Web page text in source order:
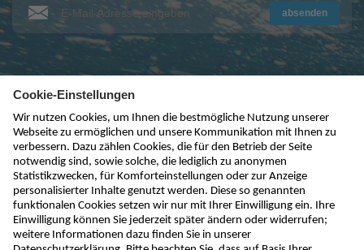
absenden
kontakt@nivus.com
+49 7262 9191-0
sales@nivus.com